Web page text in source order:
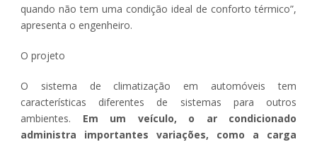
quando não tem uma condição ideal de conforto térmico”,
apresenta o engenheiro.
O projeto
O sistema de climatização em automóveis tem
características diferentes de sistemas para outros
ambientes. Em um veículo, o ar condicionado
administra importantes variações, como a carga